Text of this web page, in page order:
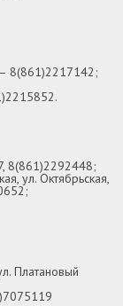
8(861)2217142;
8(861)2292448;
ул. Октябрьская,
Платановый